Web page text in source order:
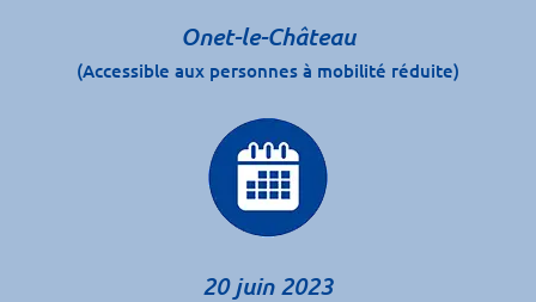
Onet-le-Château
(Accessible aux personnes à mobilité réduite)
20 juin 2023